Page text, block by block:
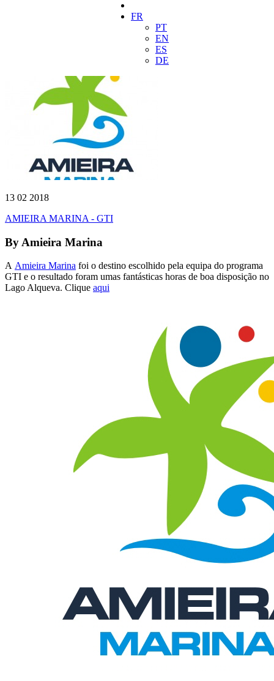
FR
PT
EN
ES
DE
13 02 2018
AMIEIRA MARINA - GTI
By Amieira Marina
A Amieira Marina foi o destino escolhido pela equipa do programa
GTI e o resultado foram umas fantásticas horas de boa disposição no
Lago Alqueva. Clique aqui